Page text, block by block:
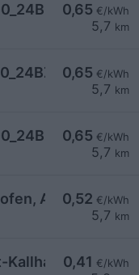
0,65 €/kWh
5,7 km
0,65 €/kWh
5,7 km
0,65 €/kWh
5,7 km
0,52 €/kWh
5,7 km
Austria
0,41 €/kWh